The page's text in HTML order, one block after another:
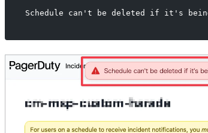
Schedule can't be deleted if it's